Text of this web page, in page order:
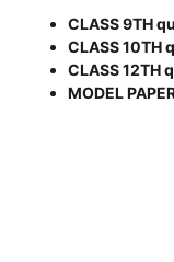
CLASS 9TH
CLASS 10TH
CLASS 12TH
MODEL